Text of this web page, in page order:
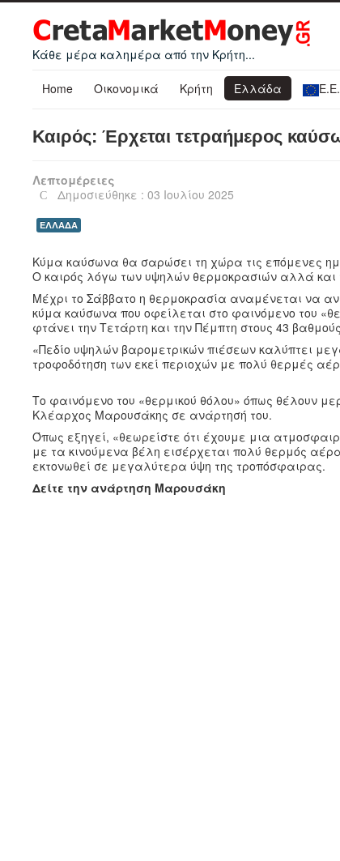
Κάθε μέρα καλημέρα από την Κρήτη...
Home Οικονομικά Κρήτη Ελλάδα Ε.Ε.
Καιρός: Έρχεται τετραήμερος
Λεπτομέρειες
Δημοσιεύθηκε : 03 Ιουλίου 2025
ΕΛΛΑΔΑ
Κύμα καύσωνα θα σαρώσει τη χώρα τις επόμενες
Ο καιρός λόγω των υψηλών θερμοκρασιών αλλά και
Μέχρι το Σάββατο η θερμοκρασία αναμένεται να
κύμα καύσωνα που οφείλεται στο φαινόμενο του
φτάνει την Τετάρτη και την Πέμπτη στους 43
«Πεδίο υψηλών βαρομετρικών πιέσεων καλύπτει
τροφοδότηση των εκεί περιοχών με πολύ θερμές
Το φαινόμενο του «θερμικού θόλου» όπως θέλουν
Κλέαρχος Μαρουσάκης σε ανάρτησή του.
Όπως εξηγεί, «θεωρείστε ότι έχουμε μια
με τα κινούμενα βέλη εισέρχεται πολύ θερμός
εκτονωθεί σε μεγαλύτερα ύψη της τροπόσφαιρας.
Δείτε την ανάρτηση Μαρουσάκη